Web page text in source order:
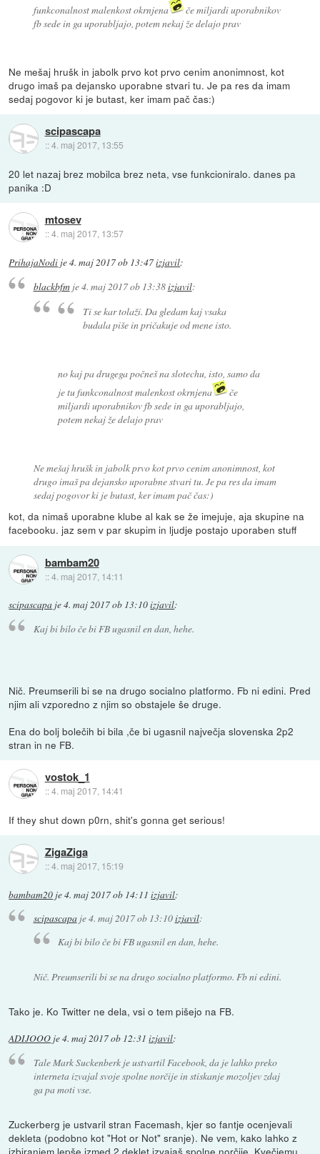
funkconalnost malenkost okrnjena
če miljardi uporabnikov
fb sede in ga uporabljajo, potem nekaj že delajo prav
Ne mešaj hrušk in jabolk prvo kot prvo cenim anonimnost, kot
drugo imaš pa dejansko uporabne stvari tu. Je pa res da imam
sedaj pogovor ki je butast, ker imam pač čas:)
scipascapa
::4. maj 2017, 13:55
20 let nazaj brez mobilca brez neta, vse funkcioniralo. danes pa
panika :D
mtosev
::4. maj 2017, 13:57
PrihajaNodi je4. maj 2017 ob 13:47izjavil:
blackbfmje4. maj 2017 ob 13:38izjavil:
Ti se kar tolaži. Da gledam kaj vsaka
budala piše in pričakuje od mene isto.
no kaj pa drugega počneš na slotechu, isto, samo da
je tu funkconalnost malenkost okrnjena
če
miljardi uporabnikov fb sede in ga uporabljajo,
potem nekaj že delajo prav
Ne mešaj hrušk in jabolk prvo kot prvo cenim anonimnost, kot
drugo imaš pa dejansko uporabne stvari tu. Je pa res da imam
sedaj pogovor ki je butast, ker imam pač čas:)
kot, da nimaš uporabne klube al kak se že imejuje, aja skupine na
facebooku. jaz sem v par skupim in ljudje postajo uporaben stuff
bambam20
::4. maj 2017, 14:11
scipascapa je4. maj 2017 ob 13:10izjavil:
Kaj bi bilo če bi FB ugasnil en dan, hehe.
Nič. Preumserili bi se na drugo socialno platformo. Fb ni edini. Pred
njim ali vzporedno z njim so obstajele še druge.
Ena do bolj bolečih bi bila ,če bi ugasnil največja slovenska 2p2
stran in ne FB.
vostok_1
::4. maj 2017, 14:41
If they shut down p0rn, shit's gonna get serious!
ZigaZiga
::4. maj 2017, 15:19
bambam20 je4. maj 2017 ob 14:11 izjavil:
scipascapaje4. maj 2017 ob 13:10izjavil:
Kaj bi bilo če bi FB ugasnil en dan, hehe.
Nič. Preumserili bi se na drugo socialno platformo. Fb ni edini.
Tako je. Ko Twitter ne dela, vsi o tem pišejo na FB.
ADIJOOO je4. maj 2017 ob 12:31 izjavil:
Tale Mark Suckenberk je ustvartil Facebook, da je lahko preko
interneta izvajal svoje spolne norčije in stiskanje mozoljev zdaj
ga pa moti vse.
Zuckerberg je ustvaril stran Facemash, kjer so fantje ocenjevali
dekleta (podobno kot "Hot or Not" sranje). Ne vem, kako lahko z
izbiranjem lepše izmed 2 deklet izvajaš spolne norčije. Kvečjemu